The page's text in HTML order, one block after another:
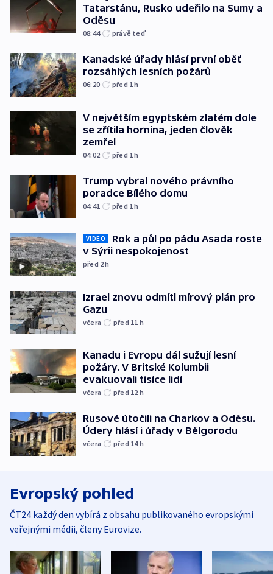
Tatarstánu, Rusko udeřilo na Sumy a
Oděsu
08:44 právě teď
Kanadské úřady hlásí první oběť
rozsáhlých lesních požárů
06:20 před 1h
V největším egyptském zlatém dole
se zřítila hornina, jeden člověk
zemřel
04:02 před 1h
Trump vybral nového právního
poradce Bílého domu
04:41 před 1h
VIDEO
Rok a půl po pádu Asada roste
v Sýrii nespokojenost
před 2h
Izrael znovu odmítl mírový plán pro
Gazu
včera před 11 h
Kanadu i Evropu dál sužují lesní
požáry. V Britské Kolumbii
evakuovali tisíce lidí
včera před 12 h
Rusové útočili na Charkov a Oděsu.
Údery hlásí i úřady v Bělgorodu
včera před 14h
Evropský pohled
ČT24 každý den vybírá z obsahu publikovaného evropskými
veřejnými médii, členy Eurovize.